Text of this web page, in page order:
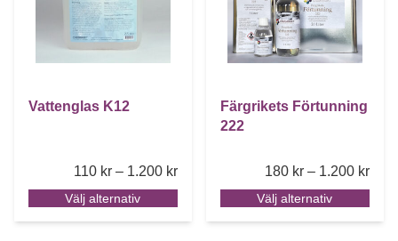
Vattenglas K12
110 kr – 1.200 krPrice range: 110 kr through 1.200
Välj alternativ
Färgrikets Förtunning
222
180 kr – 1.200 kr
Välj alternativ